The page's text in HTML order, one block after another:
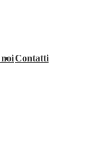
Contatti